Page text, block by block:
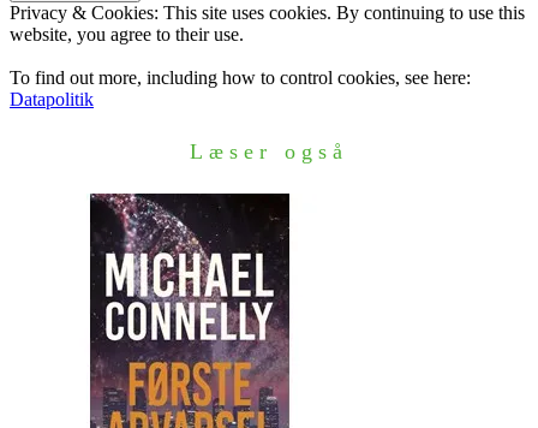
Privacy & Cookies: This site uses cookies. By continuing to use this
website, you agree to their use.
To find out more, including how to control cookies, see here:
Datapolitik
Læser også